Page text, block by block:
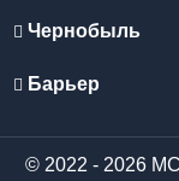
Чернобыль
Барьер
© 2022 - 2026